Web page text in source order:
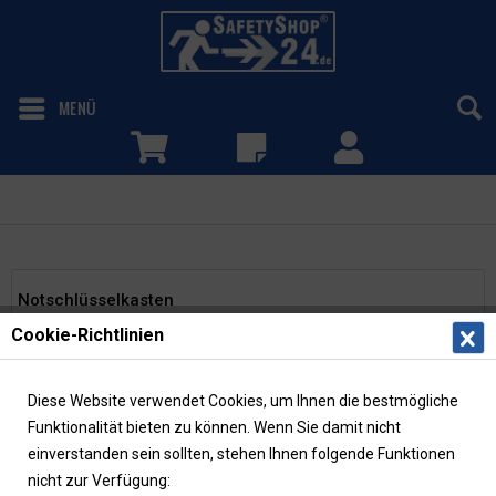
MENÜ
Notschlüsselkasten
Cookie-Richtlinien
Diese Website verwendet Cookies, um Ihnen die bestmögliche
Funktionalität bieten zu können. Wenn Sie damit nicht
einverstanden sein sollten, stehen Ihnen folgende Funktionen
nicht zur Verfügung: